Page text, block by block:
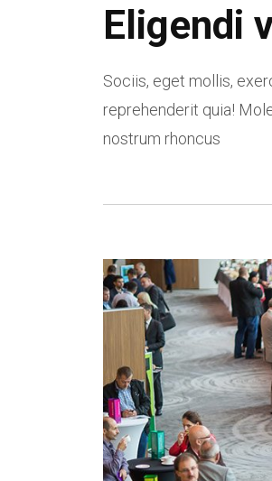
Eligendi
Sociis, eget mollis,
reprehenderit quia!
nostrum rhoncus